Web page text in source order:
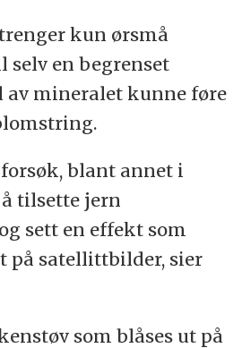
kun ørsmå
selv en begrenset
av mineralet kunne føre
blant annet i
tilsette jern
sett en effekt som
på satellittbilder, sier
som blåses ut på